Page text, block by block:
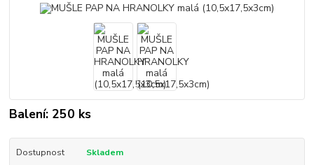
Balení: 250 ks
Dostupnost
Skladem